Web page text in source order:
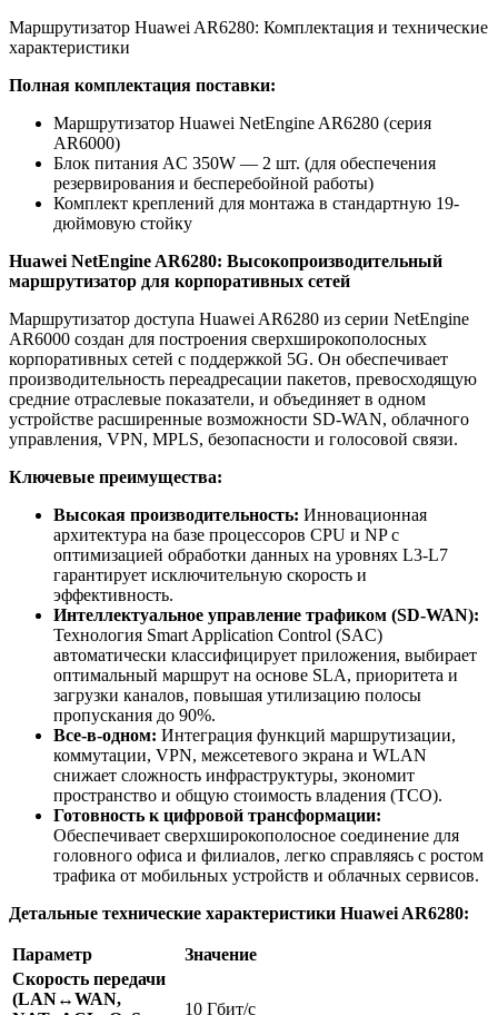
Маршрутизатор Huawei AR6280: Комплектация и технические
характеристики
Полная комплектация поставки:
Маршрутизатор Huawei NetEngine AR6280 (серия
AR6000)
Блок питания AC 350W — 2 шт. (для обеспечения
резервирования и бесперебойной работы)
Комплект креплений для монтажа в стандартную 19-
дюймовую стойку
Huawei NetEngine AR6280: Высокопроизводительный
маршрутизатор для корпоративных сетей
Маршрутизатор доступа Huawei AR6280 из серии NetEngine
AR6000 создан для построения сверхширокополосных
корпоративных сетей с поддержкой 5G. Он обеспечивает
производительность переадресации пакетов, превосходящую
средние отраслевые показатели, и объединяет в одном
устройстве расширенные возможности SD-WAN, облачного
управления, VPN, MPLS, безопасности и голосовой связи.
Ключевые преимущества:
Высокая производительность: Инновационная
архитектура на базе процессоров CPU и NP с
оптимизацией обработки данных на уровнях L3-L7
гарантирует исключительную скорость и
эффективность.
Интеллектуальное управление трафиком (SD-WAN):
Технология Smart Application Control (SAC)
автоматически классифицирует приложения, выбирает
оптимальный маршрут на основе SLA, приоритета и
загрузки каналов, повышая утилизацию полосы
пропускания до 90%.
Все-в-одном: Интеграция функций маршрутизации,
коммутации, VPN, межсетевого экрана и WLAN
снижает сложность инфраструктуры, экономит
пространство и общую стоимость владения (TCO).
Готовность к цифровой трансформации:
Обеспечивает сверхширокополосное соединение для
головного офиса и филиалов, легко справляясь с ростом
трафика от мобильных устройств и облачных сервисов.
Детальные технические характеристики Huawei AR6280:
Параметр
Значение
Скорость передачи
(LAN↔WAN,
10 Гбит/с